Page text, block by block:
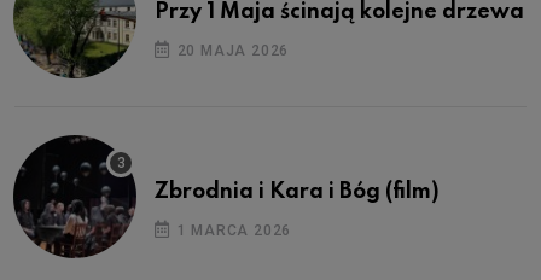
Przy 1 Maja ścinają kolejne drzewa
20 MAJA 2026
Zbrodnia i Kara i Bóg (film)
1 MARCA 2026